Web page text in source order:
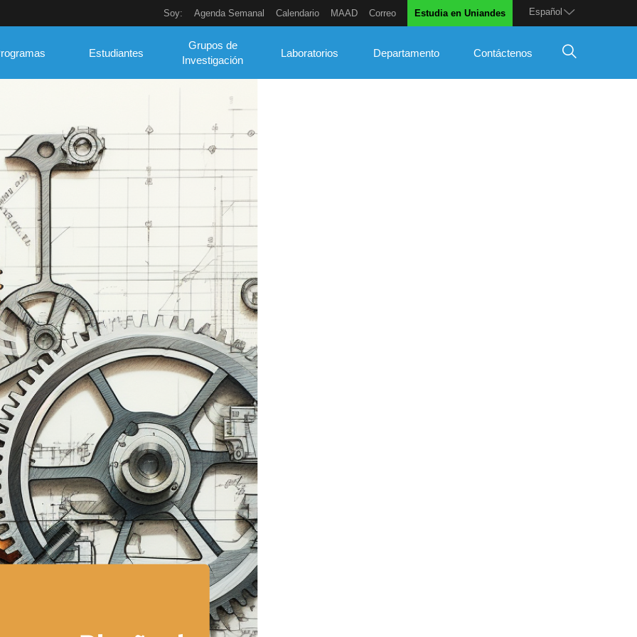
Español
Soy: Agenda Semanal Calendario MAAD Correo Estudia en Uniandes
Estudiantes
Grupos de
Investigación
Laboratorios Departamento Contáctenos